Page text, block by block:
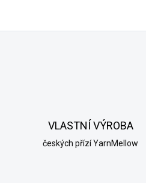
VLASTNÍ VÝROBA
českých přízí YarnMellow